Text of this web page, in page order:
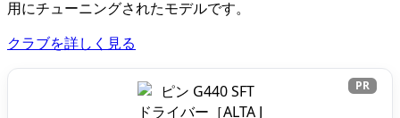
用にチューニングされたモデルです。
クラブを詳しく見る
PR